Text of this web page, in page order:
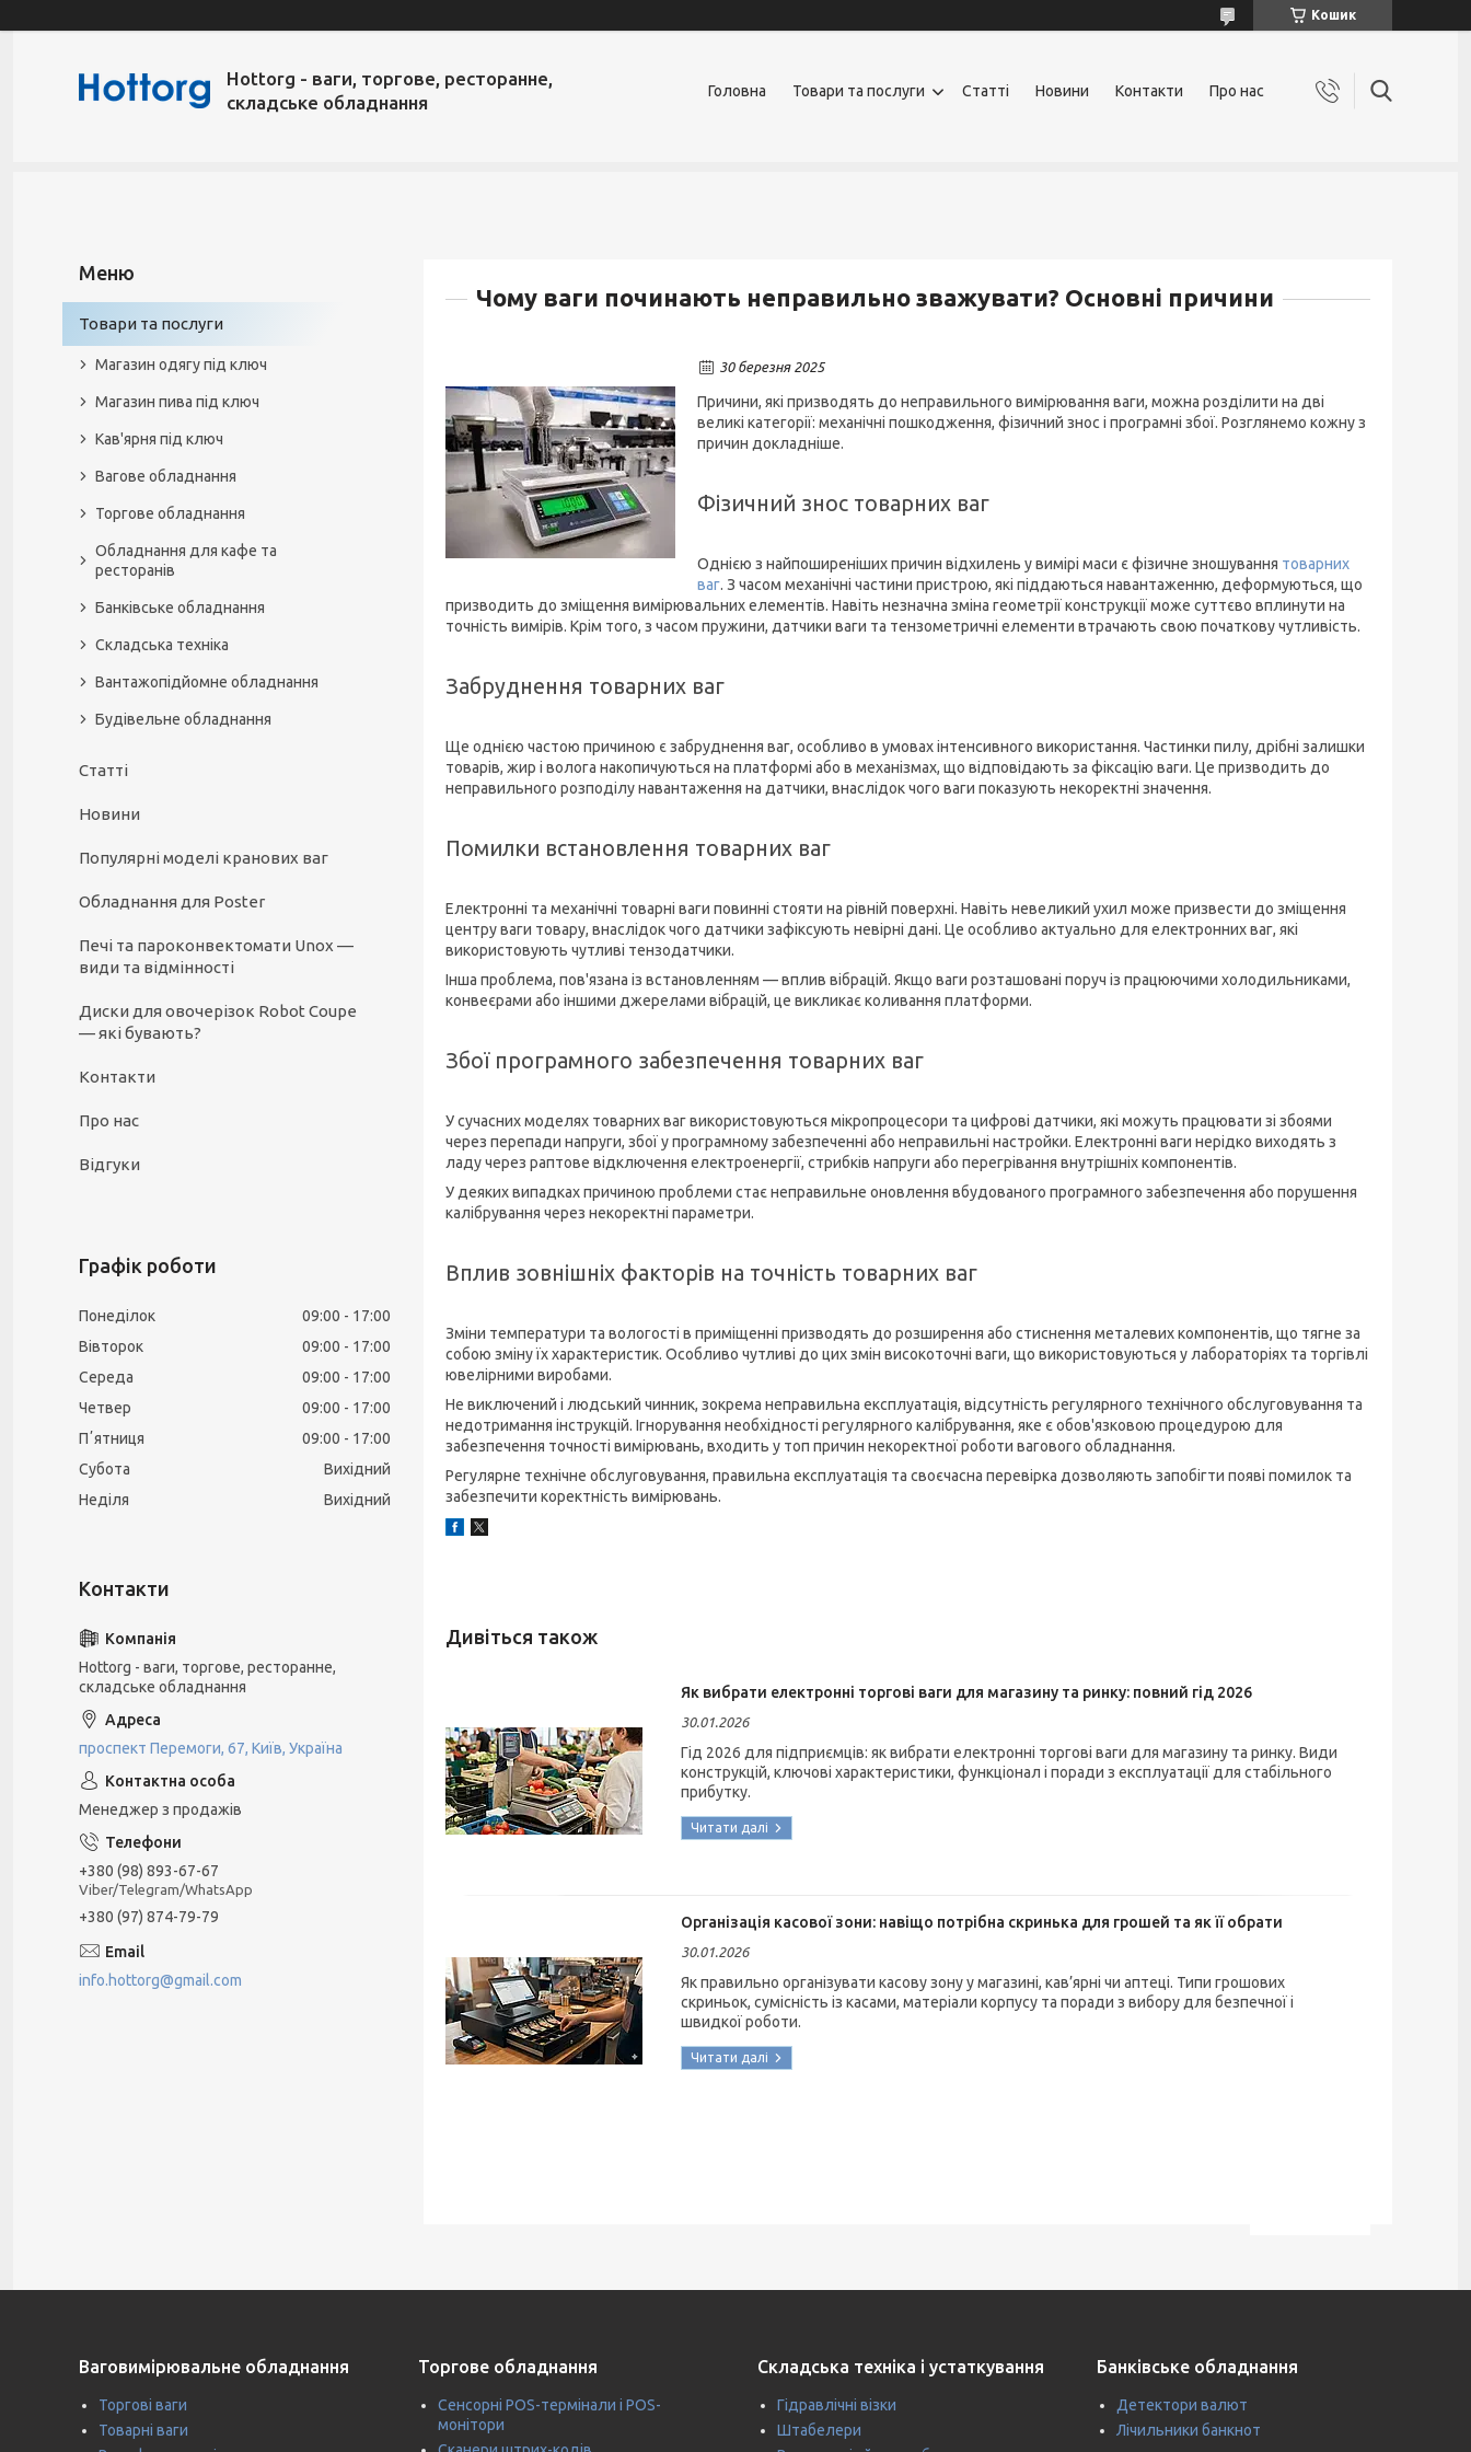
Кошик
Hottorg - ваги, торгове, ресторанне,
складське обладнання
Головна Товари та послуги Статті Новини Контакти Про нас
Чому ваги починають неправильно зважувати? Основні причини
30 березня 2025
Причини, які призводять до неправильного вимірювання ваги, можна розділити на дві
великі категорії: механічні пошкодження, фізичний знос і програмні збої. Розглянемо кожну з
причин докладніше.
Фізичний знос товарних ваг
Однією з найпоширеніших причин відхилень у вимірі маси є фізичне зношування товарних
ваг. З часом механічні частини пристрою, які піддаються навантаженню, деформуються, що
призводить до зміщення вимірювальних елементів. Навіть незначна зміна геометрії конструкції може суттєво вплинути на
точність вимірів. Крім того, з часом пружини, датчики ваги та тензометричні елементи втрачають свою початкову чутливість.
Забруднення товарних ваг
Ще однією частою причиною є забруднення ваг, особливо в умовах інтенсивного використання. Частинки пилу, дрібні залишки
товарів, жир і волога накопичуються на платформі або в механізмах, що відповідають за фіксацію ваги. Це призводить до
неправильного розподілу навантаження на датчики, внаслідок чого ваги показують некоректні значення.
Помилки встановлення товарних ваг
Електронні та механічні товарні ваги повинні стояти на рівній поверхні. Навіть невеликий ухил може призвести до зміщення
центру ваги товару, внаслідок чого датчики зафіксують невірні дані. Це особливо актуально для електронних ваг, які
використовують чутливі тензодатчики.
Інша проблема, пов'язана із встановленням — вплив вібрацій. Якщо ваги розташовані поруч із працюючими холодильниками,
конвеєрами або іншими джерелами вібрацій, це викликає коливання платформи.
Збої програмного забезпечення товарних ваг
У сучасних моделях товарних ваг використовуються мікропроцесори та цифрові датчики, які можуть працювати зі збоями
через перепади напруги, збої у програмному забезпеченні або неправильні настройки. Електронні ваги нерідко виходять з
ладу через раптове відключення електроенергії, стрибків напруги або перегрівання внутрішніх компонентів.
У деяких випадках причиною проблеми стає неправильне оновлення вбудованого програмного забезпечення або порушення
калібрування через некоректні параметри.
Вплив зовнішніх факторів на точність товарних ваг
Зміни температури та вологості в приміщенні призводять до розширення або стиснення металевих компонентів, що тягне за
собою зміну їх характеристик. Особливо чутливі до цих змін високоточні ваги, що використовуються у лабораторіях та торгівлі
ювелірними виробами.
Не виключений і людський чинник, зокрема неправильна експлуатація, відсутність регулярного технічного обслуговування та
недотримання інструкцій. Ігнорування необхідності регулярного калібрування, яке є обов'язковою процедурою для
забезпечення точності вимірювань, входить у топ причин некоректної роботи вагового обладнання.
Регулярне технічне обслуговування, правильна експлуатація та своєчасна перевірка дозволяють запобігти появі помилок та
забезпечити коректність вимірювань.
Як вибрати електронні торгові ваги для магазину та ринку: повний гід 2026
30.01.2026
Гід 2026 для підприємців: як вибрати електронні торгові ваги для магазину та ринку. Види
конструкцій, ключові характеристики, функціонал і поради з експлуатації для стабільного
прибутку.
Організація касової зони: навіщо потрібна скринька для грошей та як її обрати
30.01.2026
Як правильно організувати касову зону у магазині, кав’ярні чи аптеці. Типи грошових
скриньок, сумісність із касами, матеріали корпусу та поради з вибору для безпечної і
швидкої роботи.
Товари та послуги
Магазин одягу під ключ
Магазин пива під ключ
Кав'ярня під ключ
Вагове обладнання
Торгове обладнання
Обладнання для кафе та
ресторанів
Банківське обладнання
Складська техніка
Вантажопідйомне обладнання
Будівельне обладнання
Статті
Новини
Популярні моделі кранових ваг
Обладнання для Poster
Печі та пароконвектомати Unox —
види та відмінності
Диски для овочерізок Robot Coupe
— які бувають?
Контакти
Про нас
Відгуки
Графік роботи
Понеділок 09:00
17:00
Вівторок
09:00
17:00
Середа
09:00
17:00
Четвер
09:00
17:00
Пʼятниця
09:00
17:00
Субота
Вихідний
Неділя
Вихідний
Hottorg - ваги, торгове, ресторанне,
складське обладнання
проспект Перемоги, 67, Київ, Україна
Менеджер з продажів
+380 (98) 893-67-67
Viber/Telegram/WhatsApp
+380 (97) 874-79-79
info.hottorg@gmail.com
Ваговимірювальне обладнання
Торгові ваги
Товарні ваги
Торгове обладнання
Сенсорні POS-термінали і POS-
монітори
Складська техніка і устаткування
Гідравлічні візки
Штабелери
Банківське обладнання
Детектори валют
Лічильники банкнот